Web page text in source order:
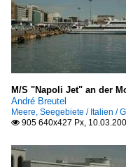
M/S "Napoli Jet" an der
André Breutel
Meere, Seegebiete / Italien /
 905 640x427 Px,